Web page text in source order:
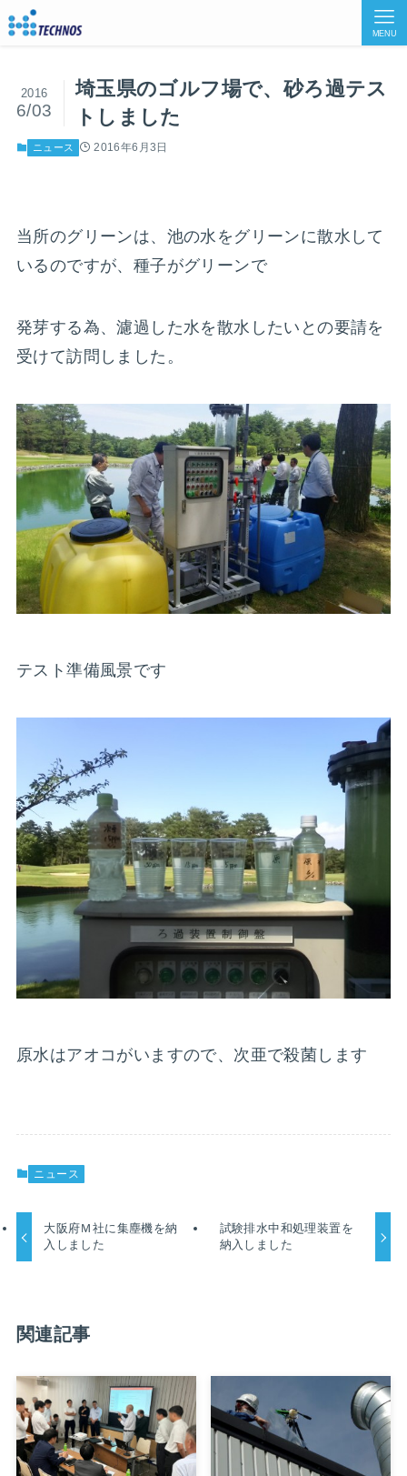
MENU
埼玉県のゴルフ場で、砂ろ過テス
トしました
2016
6/03
ニュース 2016年6月3日
当所のグリーンは、池の水をグリーンに散水して
いるのですが、種子がグリーンで
発芽する為、濾過した水を散水したいとの要請を
受けて訪問しました。
テスト準備風景です
原水はアオコがいますので、次亜で殺菌します
ニュース
大阪府Ｍ社に集塵機を納
入しました
試験排水中和処理装置を
納入しました
関連記事